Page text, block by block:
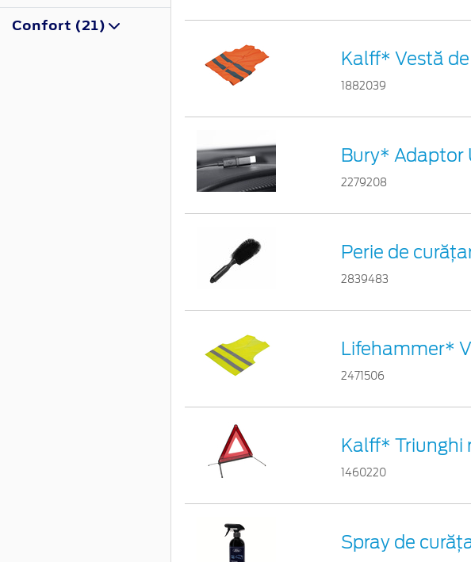
Confort (21)
Kalff* Vestă
1882039
Bury* Adaptor
2279208
Perie de
2839483
Lifehammer*
2471506
Kalff* Triunghi
1460220
Spray de